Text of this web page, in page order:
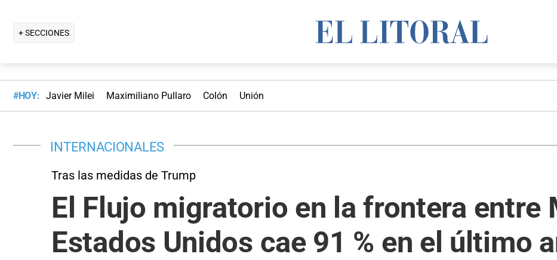
+ SECCIONES
#HOY: Javier Milei Maximiliano Pullaro Colón Unión
INTERNACIONALES
Tras las medidas de Trump
El Flujo migratorio en la frontera entre
Estados Unidos cae 91 % en el último